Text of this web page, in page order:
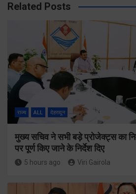
Related Posts
राज्य ALL देहरादून
मुख्य सचिव ने सभी बड़े प्रोजेक्ट्स का
पर पूर्ण किए जाने के निर्देश दिए
5 hours ago Viri Gairola